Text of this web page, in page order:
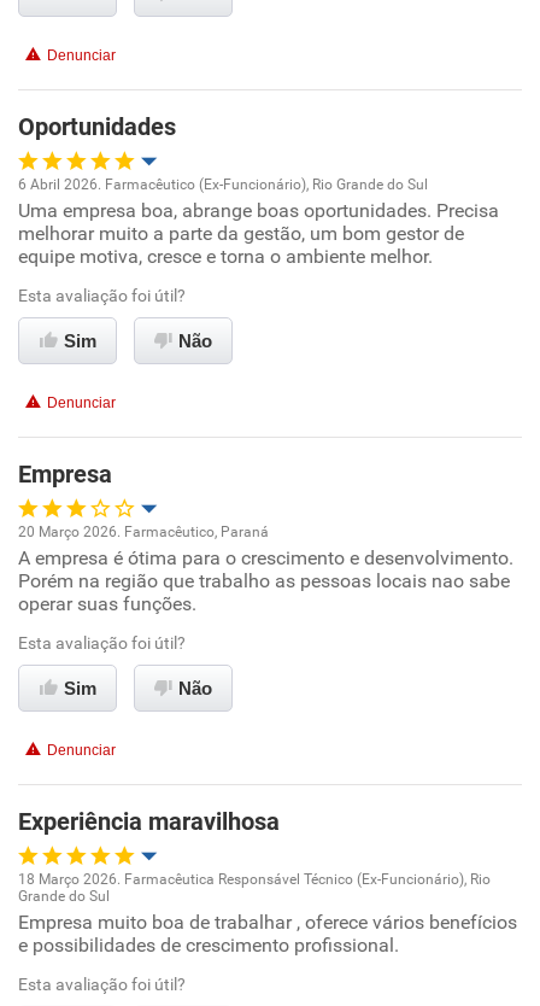
Conciliação com a vida familiar
Não recomenda esta empresa
Não recomenda a diretoria
Denunciar
Oportunidades
Oportunidade de promoção
Ambiente de trabalho
Conciliação com a vida familiar
6 Abril 2026. Farmacêutico (Ex-Funcionário), Rio Grande do Sul
Uma empresa boa, abrange boas oportunidades. Precisa
melhorar muito a parte da gestão, um bom gestor de
equipe motiva, cresce e torna o ambiente melhor.
Esta avaliação foi útil?
Sim Não
Denunciar
Empresa
Oportunidade de promoção
Ambiente de trabalho
Conciliação com a vida familiar
20 Março 2026. Farmacêutico, Paraná
A empresa é ótima para o crescimento e desenvolvimento.
Porém na região que trabalho as pessoas locais nao sabe
operar suas funções.
Esta avaliação foi útil?
Sim Não
Denunciar
Experiência maravilhosa
Oportunidade de promoção
18 Março 2026. Farmacêutica Responsável Técnico (Ex-Funcionário), Rio
Grande do Sul
Empresa muito boa de trabalhar , oferece vários benefícios
e possibilidades de crescimento profissional.
Esta avaliação foi útil?